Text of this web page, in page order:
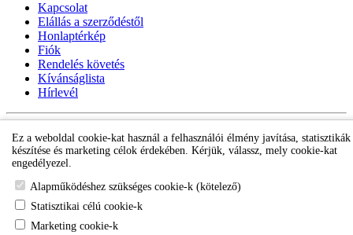
Kapcsolat
Elállás a szerződéstől
Honlaptérkép
Fiók
Rendelés követés
Kívánságlista
Hírlevél
Ez a weboldal cookie-kat használ a felhasználói élmény javítása, statisztikák
készítése és marketing célok érdekében. Kérjük, válassz, mely cookie-kat
engedélyezel.
Alapműködéshez szükséges cookie-k (kötelező)
Statisztikai célú cookie-k
Marketing cookie-k